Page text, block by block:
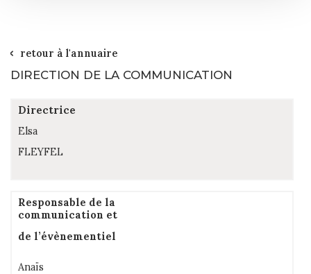
retour à l'annuaire
DIRECTION DE LA COMMUNICATION
Directrice
Elsa
FLEYFEL
Responsable de la
communication et
de l’évènementiel
Anaïs